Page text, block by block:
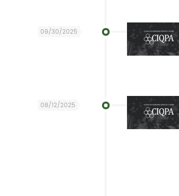
09/30/2025
08/12/2025